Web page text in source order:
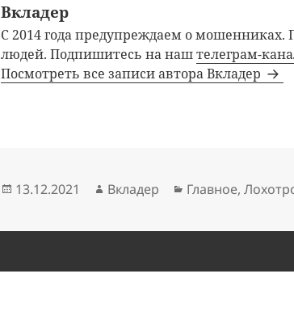
Вкладер
С 2014 года предупреждаем о мошенниках.
людей. Подпишитесь на наштелеграм-
Посмотреть все записи автора Вкладер
Опубликовано
13.12.2021 Автор
Вкладер Рубрики
Главное,